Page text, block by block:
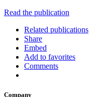
Read the publication
Related publications
Share
Embed
Add to favorites
Comments
Company